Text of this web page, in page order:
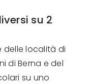
su 2
località di
di Berna e del
su uno